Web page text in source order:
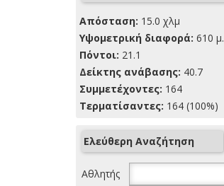
Απόσταση: 15.0 χλμ
Yψομετρική διαφορά: 610 μ.
Πόντοι: 21.1
Δείκτης ανάβασης: 40.7
Συμμετέχοντες: 164
Τερματίσαντες: 164 (100%)
Ελεύθερη Αναζήτηση
Αθλητής